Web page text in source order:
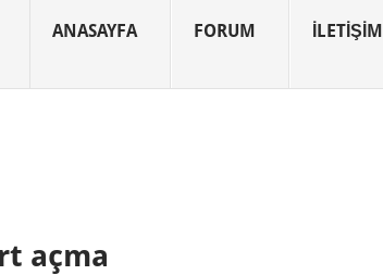
ANASAYFA FORUM İLETIŞIM
açma